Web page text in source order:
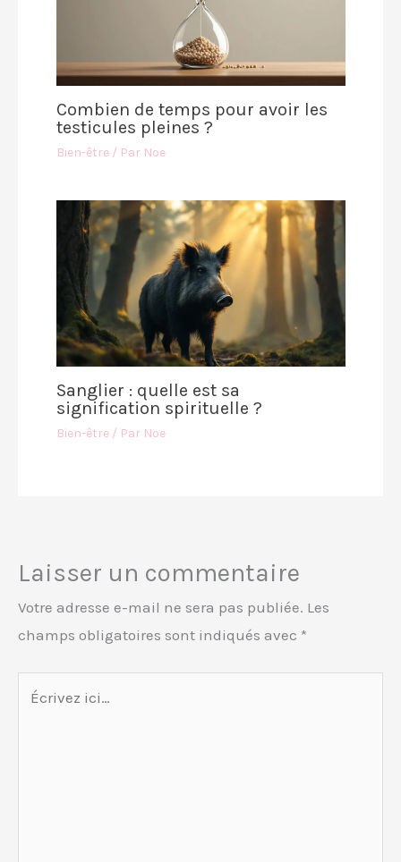
Combien de temps pour avoir les
testicules pleines ?
Bien-être/ Par Noe
Sanglier : quelle est sa
signification spirituelle ?
Bien-être/ Par Noe
Laisser un commentaire
Votre adresse e-mail ne sera pas publiée. Les
champs obligatoires sont indiqués avec *